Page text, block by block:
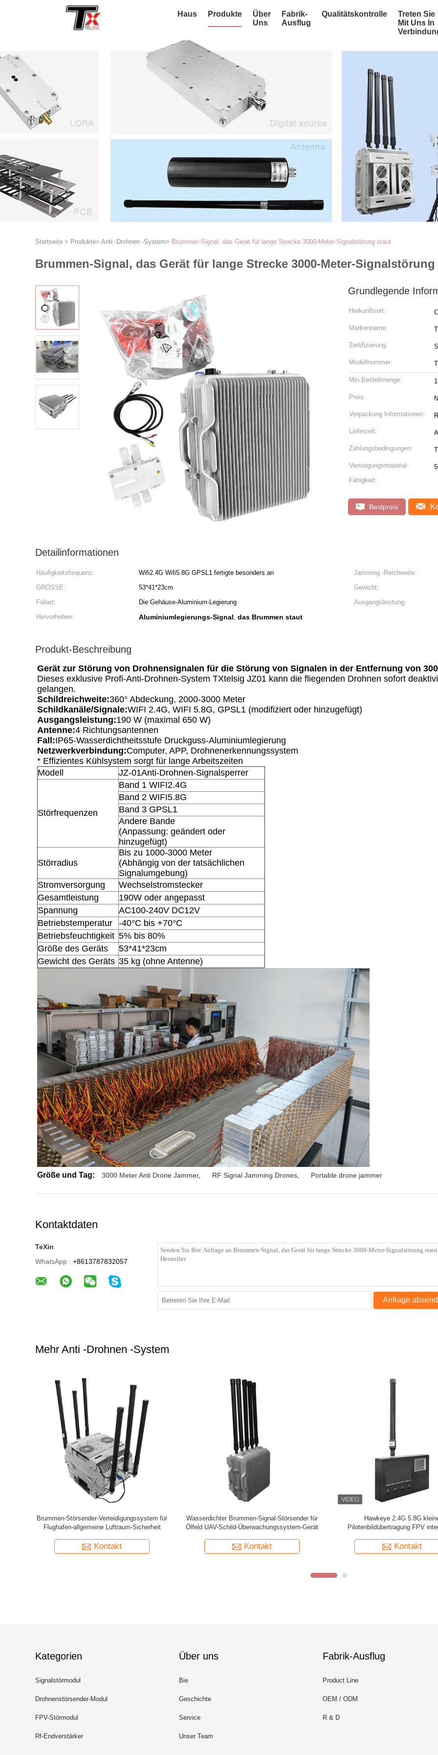
Haus Produkte
Über
Uns
Fabrik-
Ausflug
Qualitätskontrolle
Treten Sie
Mit Uns In
Startseite > Produkte> Anti -Drohnen -System> Brummen-Signal, das Gerät für lange Strecke 3000-Meter-Signalstörung staut
Brummen-Signal, das Gerät für lange Strecke 3000-Meter-
Grundlegende
Herkunftsort:
Markenname:
Zertifizierung:
Modellnummer:
Min Bestellmenge: 1
Preis:
Verpackung Informationen:
Lieferzeit:
Zahlungsbedingungen:
Versorgungsmaterial-
Fähigkeit:
Bestpreis
Detailinformationen
Häufigkeitsfrequenz: Wifi2.4G Wifi5.8G GPSL1 fertigte besonders an
Jamming -Reichweite:
GRÖSSE:
53*41*23cm
Gewicht:
Fallart:
Die Gehäuse-Aluminium-Legierung
Ausgangsleistung:
Hervorheben:
Aluminiumlegierungs-Signal, das Brummen staut
Produkt-Beschreibung
Gerät zur Störung von Drohnensignalen für die Störung von Signalen in der Entfernung von
Dieses exklusive Profi-Anti-Drohnen-System TXtelsig JZ01 kann die fliegenden Drohnen sofort
gelangen.
Schildreichweite:360° Abdeckung, 2000-3000 Meter
Schildkanäle/Signale:WIFI 2.4G, WIFI 5.8G, GPSL1 (modifiziert oder hinzugefügt)
Ausgangsleistung:190 W (maximal 650 W)
Antenne:4 Richtungsantennen
Fall:IP65-Wasserdichtheitsstufe Druckguss-Aluminiumlegierung
Netzwerkverbindung:Computer, APP, Drohnenerkennungssystem
* Effizientes Kühlsystem sorgt für lange Arbeitszeiten
Modell
JZ-01Anti-Drohnen-Signalsperrer
Störfrequenzen
Band 1 WIFI2.4G
Band 2 WIFI5.8G
Band 3 GPSL1
Andere Bande
(Anpassung: geändert oder
hinzugefügt)
Störradius
Bis zu 1000-3000 Meter
(Abhängig von der tatsächlichen
Signalumgebung)
Stromversorgung
Wechselstromstecker
Gesamtleistung
190W oder angepasst
Spannung
AC100-240V DC12V
Betriebstemperatur
-40°C bis +70°C
Betriebsfeuchtigkeit 5% bis 80%
Größe des Geräts
53*41*23cm
Gewicht des Geräts 35 kg (ohne Antenne)
Größe und Tag: 3000 Meter Anti Drone Jammer, RF Signal Jamming Drones Portable drone jammer
Kontaktdaten
TeXin
WhatsApp : +8613787832057
Anfrage
Mehr Anti -Drohnen -System
Uav-Störsendersystem für Brummen-
Verteidigungsgerät GPSL1 L2 WIFI effektives
Kontakt
8 Band 1,5 km tragbare Drohne fpv Störgerät
für die Sicherheit von Schlüsselbereichen
Kontakt
Robuster Aluminium 12-Band
Gehäuse RF Drohnen-
Kontakt
Kategorien
Signalstörmodul
Drohnenstörsender-Modul
FPV-Störmodul
Rf-Endverstärker
Über uns
Bie
Geschichte
Service
Unser Team
Fabrik-Ausflug
Product Line
OEM / ODM
R & D